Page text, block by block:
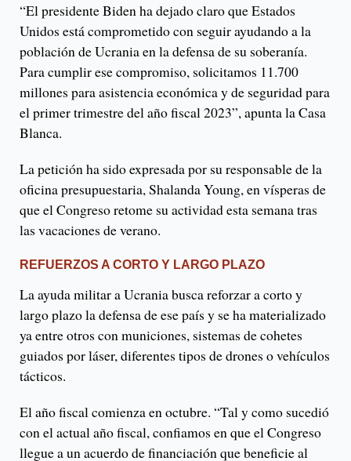
“El presidente Biden ha dejado claro que Estados
Unidos está comprometido con seguir ayudando a la
población de Ucrania en la defensa de su soberanía.
Para cumplir ese compromiso, solicitamos 11.700
millones para asistencia económica y de seguridad para
el primer trimestre del año fiscal 2023”, apunta la Casa
Blanca.
La petición ha sido expresada por su responsable de la
oficina presupuestaria, Shalanda Young, en vísperas de
que el Congreso retome su actividad esta semana tras
las vacaciones de verano.
REFUERZOS A CORTO Y LARGO PLAZO
La ayuda militar a Ucrania busca reforzar a corto y
largo plazo la defensa de ese país y se ha materializado
ya entre otros con municiones, sistemas de cohetes
guiados por láser, diferentes tipos de drones o vehículos
tácticos.
El año fiscal comienza en octubre. “Tal y como sucedió
con el actual año fiscal, confiamos en que el Congreso
llegue a un acuerdo de financiación que beneficie al